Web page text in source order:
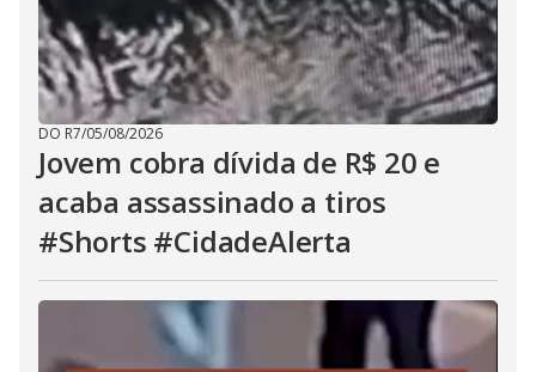
DO R7/05/08/2026
Jovem cobra dívida de R$ 20 e
acaba assassinado a tiros
#Shorts #CidadeAlerta